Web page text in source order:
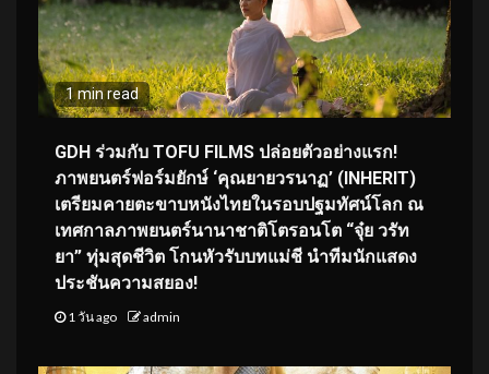
1 min read
GDH ร่วมกับ TOFU FILMS ปล่อยตัวอย่างแรก!
ภาพยนตร์ฟอร์มยักษ์ ‘คุณยายวรนาฏ’ (INHERIT)
เตรียมคายตะขาบหนังไทยในรอบปฐมทัศน์โลก ณ
เทศกาลภาพยนตร์นานาชาติโตรอนโต “จุ๋ย วรัท
ยา” ทุ่มสุดชีวิต โกนหัวรับบทแม่ชี นำทีมนักแสดง
ประชันความสยอง!
1 วัน ago admin